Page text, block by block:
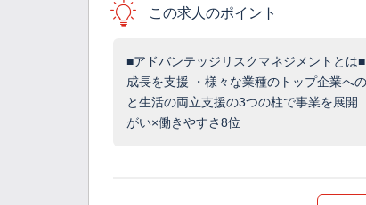
この求人のポイント
■アドバンテッジリスクマネジメントとは
成長を支援 ・様々な業種のトップ企業へ
と生活の両立支援の3つの柱で事業を展開
がい×働きやすさ8位